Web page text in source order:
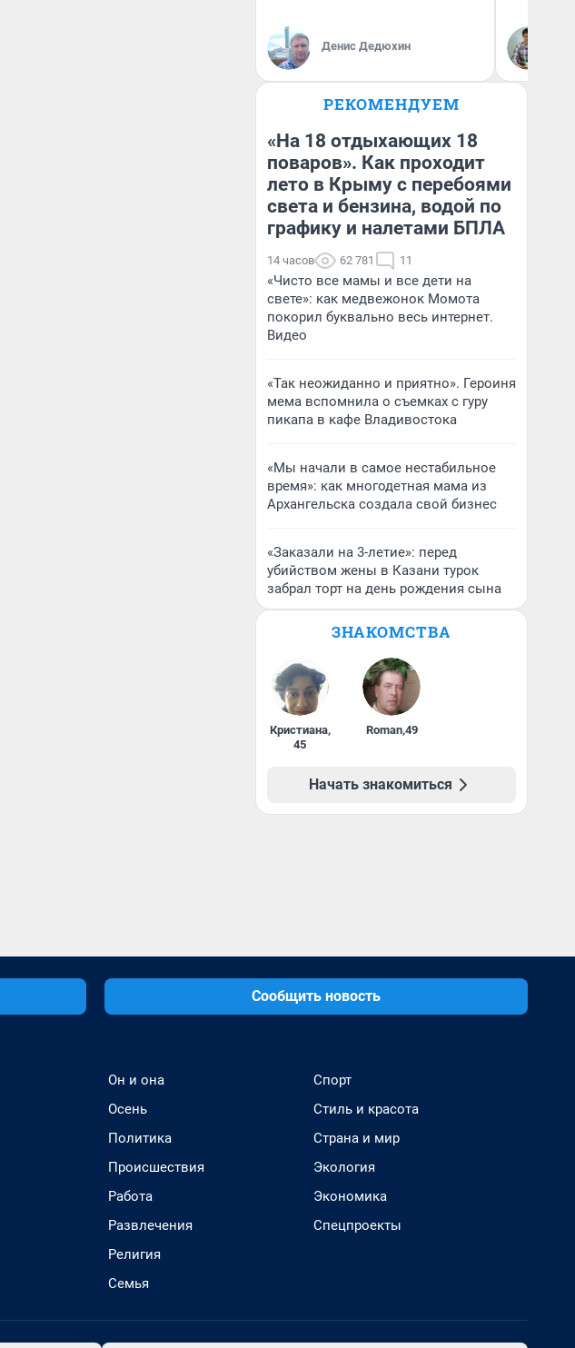
Денис Дедюхин
РЕКОМЕНДУЕМ
«На 18 отдыхающих 18
поваров». Как проходит
лето в Крыму с перебоями
света и бензина, водой по
графику и налетами БПЛА
14 часов 62 781 11
«Чисто все мамы и все дети на
свете»: как медвежонок Момота
покорил буквально весь интернет.
Видео
«Так неожиданно и приятно». Героиня
мема вспомнила о съемках с гуру
пикапа в кафе Владивостока
«Мы начали в самое нестабильное
время»: как многодетная мама из
Архангельска создала свой бизнес
«Заказали на 3-летие»: перед
убийством жены в Казани турок
забрал торт на день рождения сына
ЗНАКОМСТВА
Кристиана,
45
Roman,49
Начать знакомиться
Сообщить новость
Он и она
Осень
Политика
Происшествия
Работа
Развлечения
Религия
Семья
Спорт
Стиль и красота
Страна и мир
Экология
Экономика
Спецпроекты